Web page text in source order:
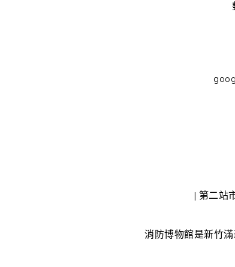
| 第二站
消防博物館是新竹